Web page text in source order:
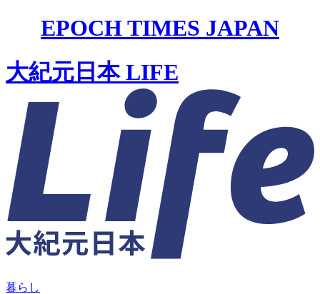
EPOCH TIMES JAPAN
大紀元日本 LIFE
暮らし